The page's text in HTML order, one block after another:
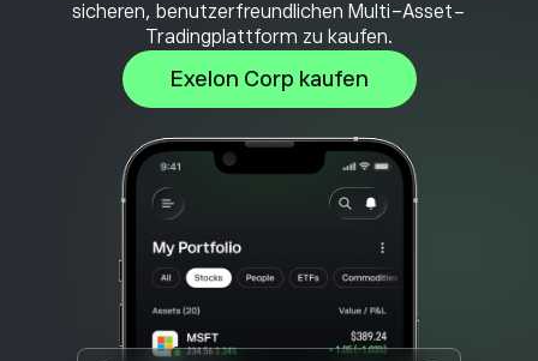
sicheren, benutzerfreundlichen Multi-Asset-
Tradingplattform zu kaufen.
Exelon Corp kaufen